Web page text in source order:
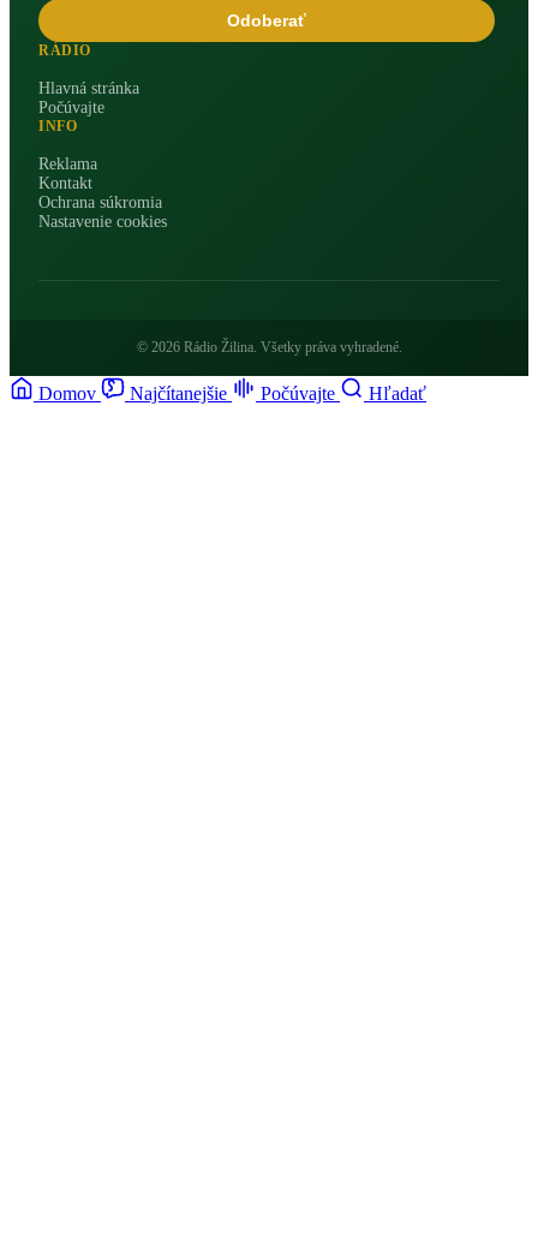
Odoberať
RÁDIO
Hlavná stránka
Počúvajte
INFO
Reklama
Kontakt
Ochrana súkromia
Nastavenie cookies
© 2026 Rádio Žilina. Všetky práva vyhradené.
Domov Najčítanejšie Počúvajte Hľadať